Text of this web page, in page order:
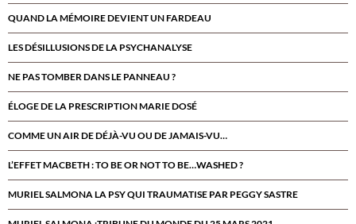
QUAND LA MÉMOIRE DEVIENT UN FARDEAU
LES DÉSILLUSIONS DE LA PSYCHANALYSE
NE PAS TOMBER DANS LE PANNEAU ?
ÉLOGE DE LA PRESCRIPTION MARIE DOSÉ
COMME UN AIR DE DÉJÀ-VU OU DE JAMAIS-VU…
L’EFFET MACBETH : TO BE OR NOT TO BE…WASHED ?
MURIEL SALMONA LA PSY QUI TRAUMATISE PAR PEGGY SASTRE